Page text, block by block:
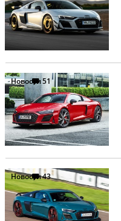
Новости51
Новости43